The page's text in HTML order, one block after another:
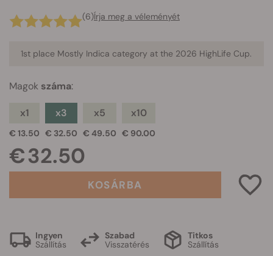
(6)Írja meg a véleményét
1st place Mostly Indica category at the 2026 HighLife Cup.
Magok száma:
x1
€ 13.50
x3
€ 32.50
x5
€ 49.50
x10
€ 90.00
€ 32.50
KOSÁRBA
Ingyen
Szállítás
Szabad
Visszatérés
Titkos
Szállítás